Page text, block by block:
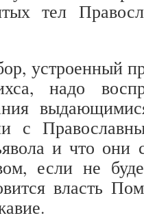
тел
устроенный
надо
с
и что они
если не
власть